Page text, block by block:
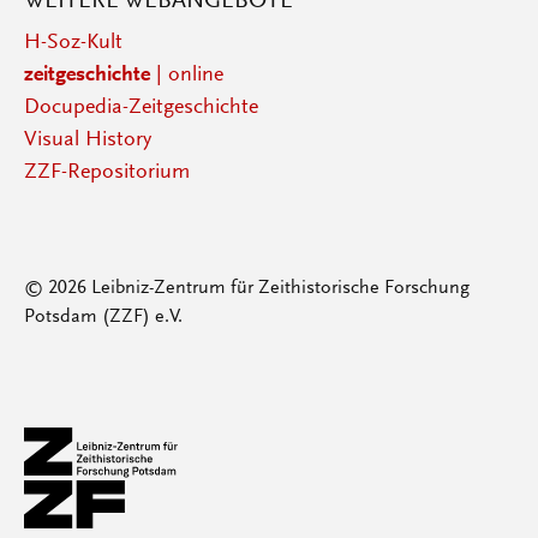
H-Soz-Kult
zeitgeschichte| online
Docupedia-Zeitgeschichte
Visual History
ZZF-Repositorium
© 2026 Leibniz-Zentrum für Zeithistorische Forschung
Potsdam (ZZF) e.V.